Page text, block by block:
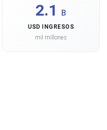
2.1 B
USD INGRESOS
mil millones